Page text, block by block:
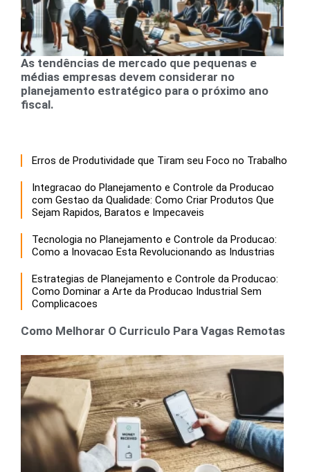
As tendências de mercado que pequenas e
médias empresas devem considerar no
planejamento estratégico para o próximo ano
fiscal.
Erros de Produtividade que Tiram seu Foco no Trabalho
Integracao do Planejamento e Controle da Producao
com Gestao da Qualidade: Como Criar Produtos Que
Sejam Rapidos, Baratos e Impecaveis
Tecnologia no Planejamento e Controle da Producao:
Como a Inovacao Esta Revolucionando as Industrias
Estrategias de Planejamento e Controle da Producao:
Como Dominar a Arte da Producao Industrial Sem
Complicacoes
Como Melhorar O Curriculo Para Vagas Remotas